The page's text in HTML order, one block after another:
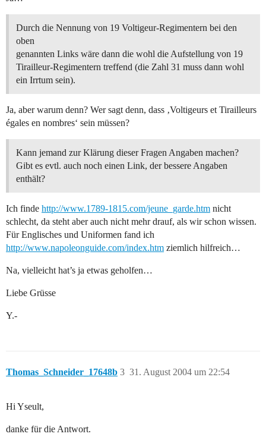
Durch die Nennung von 19 Voltigeur-Regimentern bei den
oben
genannten Links wäre dann die wohl die Aufstellung von 19
Tirailleur-Regimentern treffend (die Zahl 31 muss dann wohl
ein Irrtum sein).
Ja, aber warum denn? Wer sagt denn, dass ‚Voltigeurs et Tirailleurs
égales en nombres‘ sein müssen?
Kann jemand zur Klärung dieser Fragen Angaben machen?
Gibt es evtl. auch noch einen Link, der bessere Angaben
enthält?
Ich finde http://www.1789-1815.com/jeune_garde.htm nicht
schlecht, da steht aber auch nicht mehr drauf, als wir schon wissen.
Für Englisches und Uniformen fand ich
http://www.napoleonguide.com/index.htm ziemlich hilfreich…
Na, vielleicht hat’s ja etwas geholfen…
Liebe Grüsse
Y.-
Thomas_Schneider_17648b 31. August 2004 um 22:54
3
Hi Yseult,
danke für die Antwort.